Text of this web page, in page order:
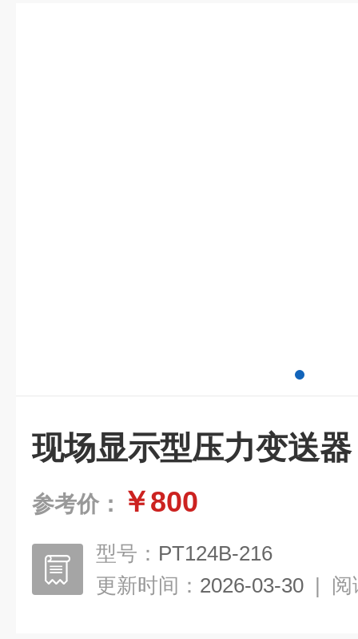
现场显示型压力变送器
参考价： ￥800
型号： PT124B-216
更新时间： 2026-03-30 | 阅